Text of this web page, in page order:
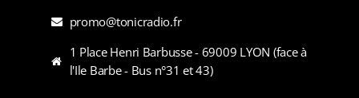
promo@tonicradio.fr
1 Place Henri Barbusse - 69009 LYON (face à
l'Ile Barbe - Bus n°31 et 43)